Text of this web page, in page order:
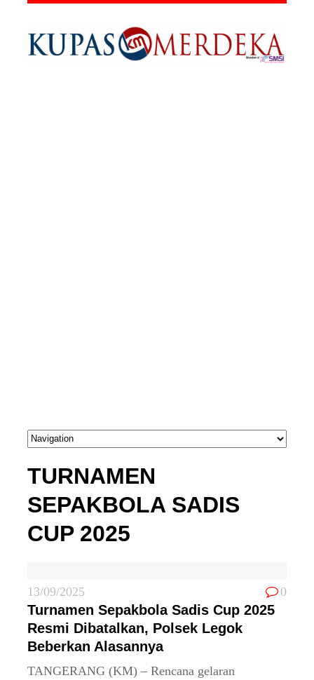
TURNAMEN
SEPAKBOLA SADIS
CUP 2025
13/09/2025 0
Turnamen Sepakbola Sadis Cup 2025
Resmi Dibatalkan, Polsek Legok
Beberkan Alasannya
TANGERANG (KM) – Rencana gelaran